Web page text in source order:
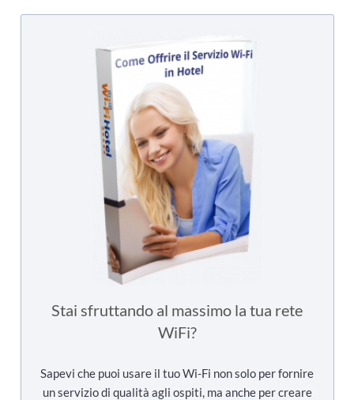
Stai sfruttando al massimo la tua rete
WiFi?
Sapevi che puoi usare il tuo Wi-Fi non solo per fornire
un servizio di qualità agli ospiti, ma anche per creare